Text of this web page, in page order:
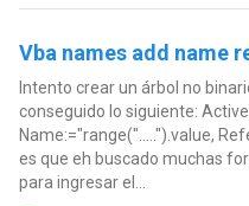
Vba names add name
Intento crear un árbol no
conseguido lo siguiente:
Name:="range(".....").value,
es que eh buscado muchas
para ingresar el...